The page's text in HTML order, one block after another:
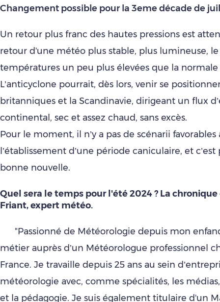
Changement possible pour la 3eme décade de
Un retour plus franc des hautes pressions est
retour d'une météo plus stable, plus lumineuse,
températures un peu plus élevées que la
L’anticyclone pourrait, dès lors, venir se
britanniques et la Scandinavie, dirigeant un flux
continental, sec et assez chaud, sans excès.
Pour le moment, il n’y a pas de scénarii favorables
l’établissement d’une période caniculaire, et
bonne nouvelle.
Quel sera le temps pour l'été 2024 ? La chronique
Friant, expert météo.
"Passionné de Météorologie depuis mon
métier auprès d’un Météorologue professionnel
France. Je travaille depuis 25 ans au sein
météorologie avec, comme spécialités, les
et la pédagogie. Je suis également titulaire d'un